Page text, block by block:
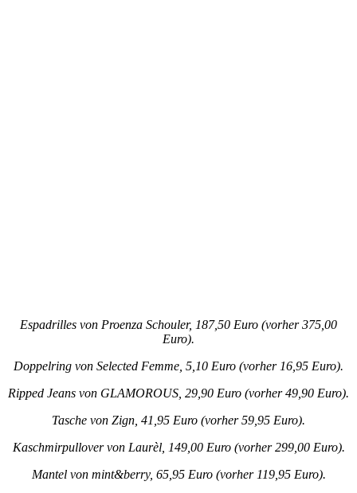
Espadrilles von Proenza Schouler, 187,50 Euro (vorher 375,00
Euro).
Doppelring von Selected Femme, 5,10 Euro (vorher 16,95 Euro).
Ripped Jeans von GLAMOROUS, 29,90 Euro (vorher 49,90 Euro).
Tasche von Zign, 41,95 Euro (vorher 59,95 Euro).
Kaschmirpullover von Laurèl, 149,00 Euro (vorher 299,00 Euro).
Mantel von mint&berry, 65,95 Euro (vorher 119,95 Euro).